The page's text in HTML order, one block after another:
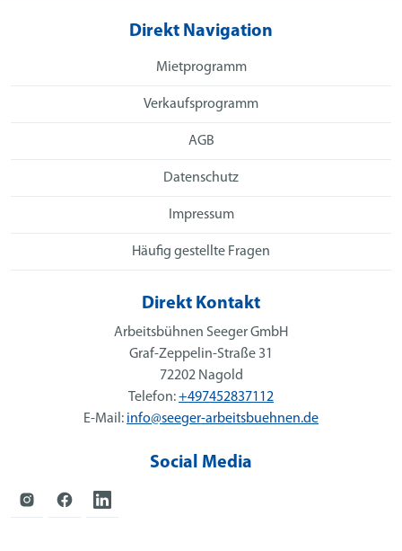
Direkt Navigation
Mietprogramm
Verkaufsprogramm
AGB
Datenschutz
Impressum
Häufig gestellte Fragen
Direkt Kontakt
Arbeitsbühnen Seeger GmbH
Graf-Zeppelin-Straße 31
72202 Nagold
Telefon:+497452837112
E-Mail: info@seeger-arbeitsbuehnen.de
Social Media